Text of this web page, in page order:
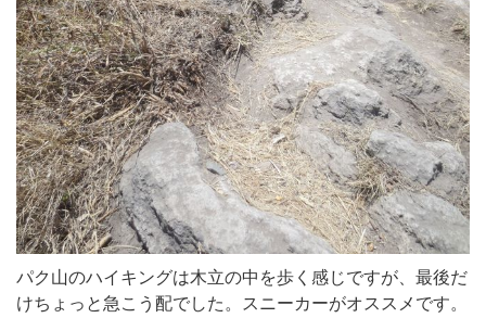
パク山のハイキングは木立の中を歩く感じですが、最後だ
けちょっと急こう配でした。スニーカーがオススメです。